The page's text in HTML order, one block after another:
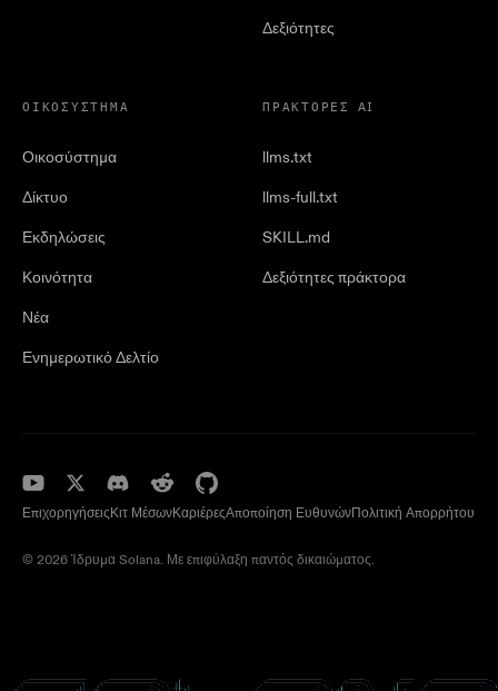
Δεξιότητες
ΟΙΚΟΣΎΣΤΗΜΑ
Οικοσύστημα
Δίκτυο
Εκδηλώσεις
Κοινότητα
Νέα
Ενημερωτικό Δελτίο
ΠΡΆΚΤΟΡΕΣ AI
llms.txt
llms-full.txt
SKILL.md
Δεξιότητες πράκτορα
ΕπιχορηγήσειςΚιτ ΜέσωνΚαριέρεςΑποποίηση ΕυθυνώνΠολιτική Απορρήτου
© 2026 Ίδρυμα Solana. Με επιφύλαξη παντός δικαιώματος.